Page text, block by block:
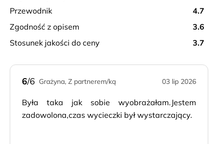
przewodnik
4.7
zgodność z opisem
3.6
stosunek jakości do ceny
3.7
6/6 Grażyna, Z partnerem/ką 03 lip 2026
Była taka jak sobie wyobrażałam.Jestem
zadowolona,czas wycieczki był wystarczający.